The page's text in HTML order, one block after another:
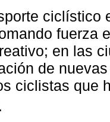
ciclístico
fuerza
en las
de
ciclistas que